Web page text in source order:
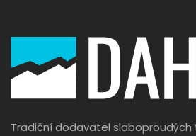
Tradiční dodavatel